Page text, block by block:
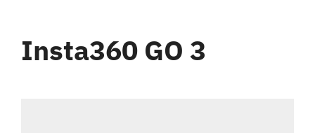
Univerzalna oprema
Insta360 GO 3